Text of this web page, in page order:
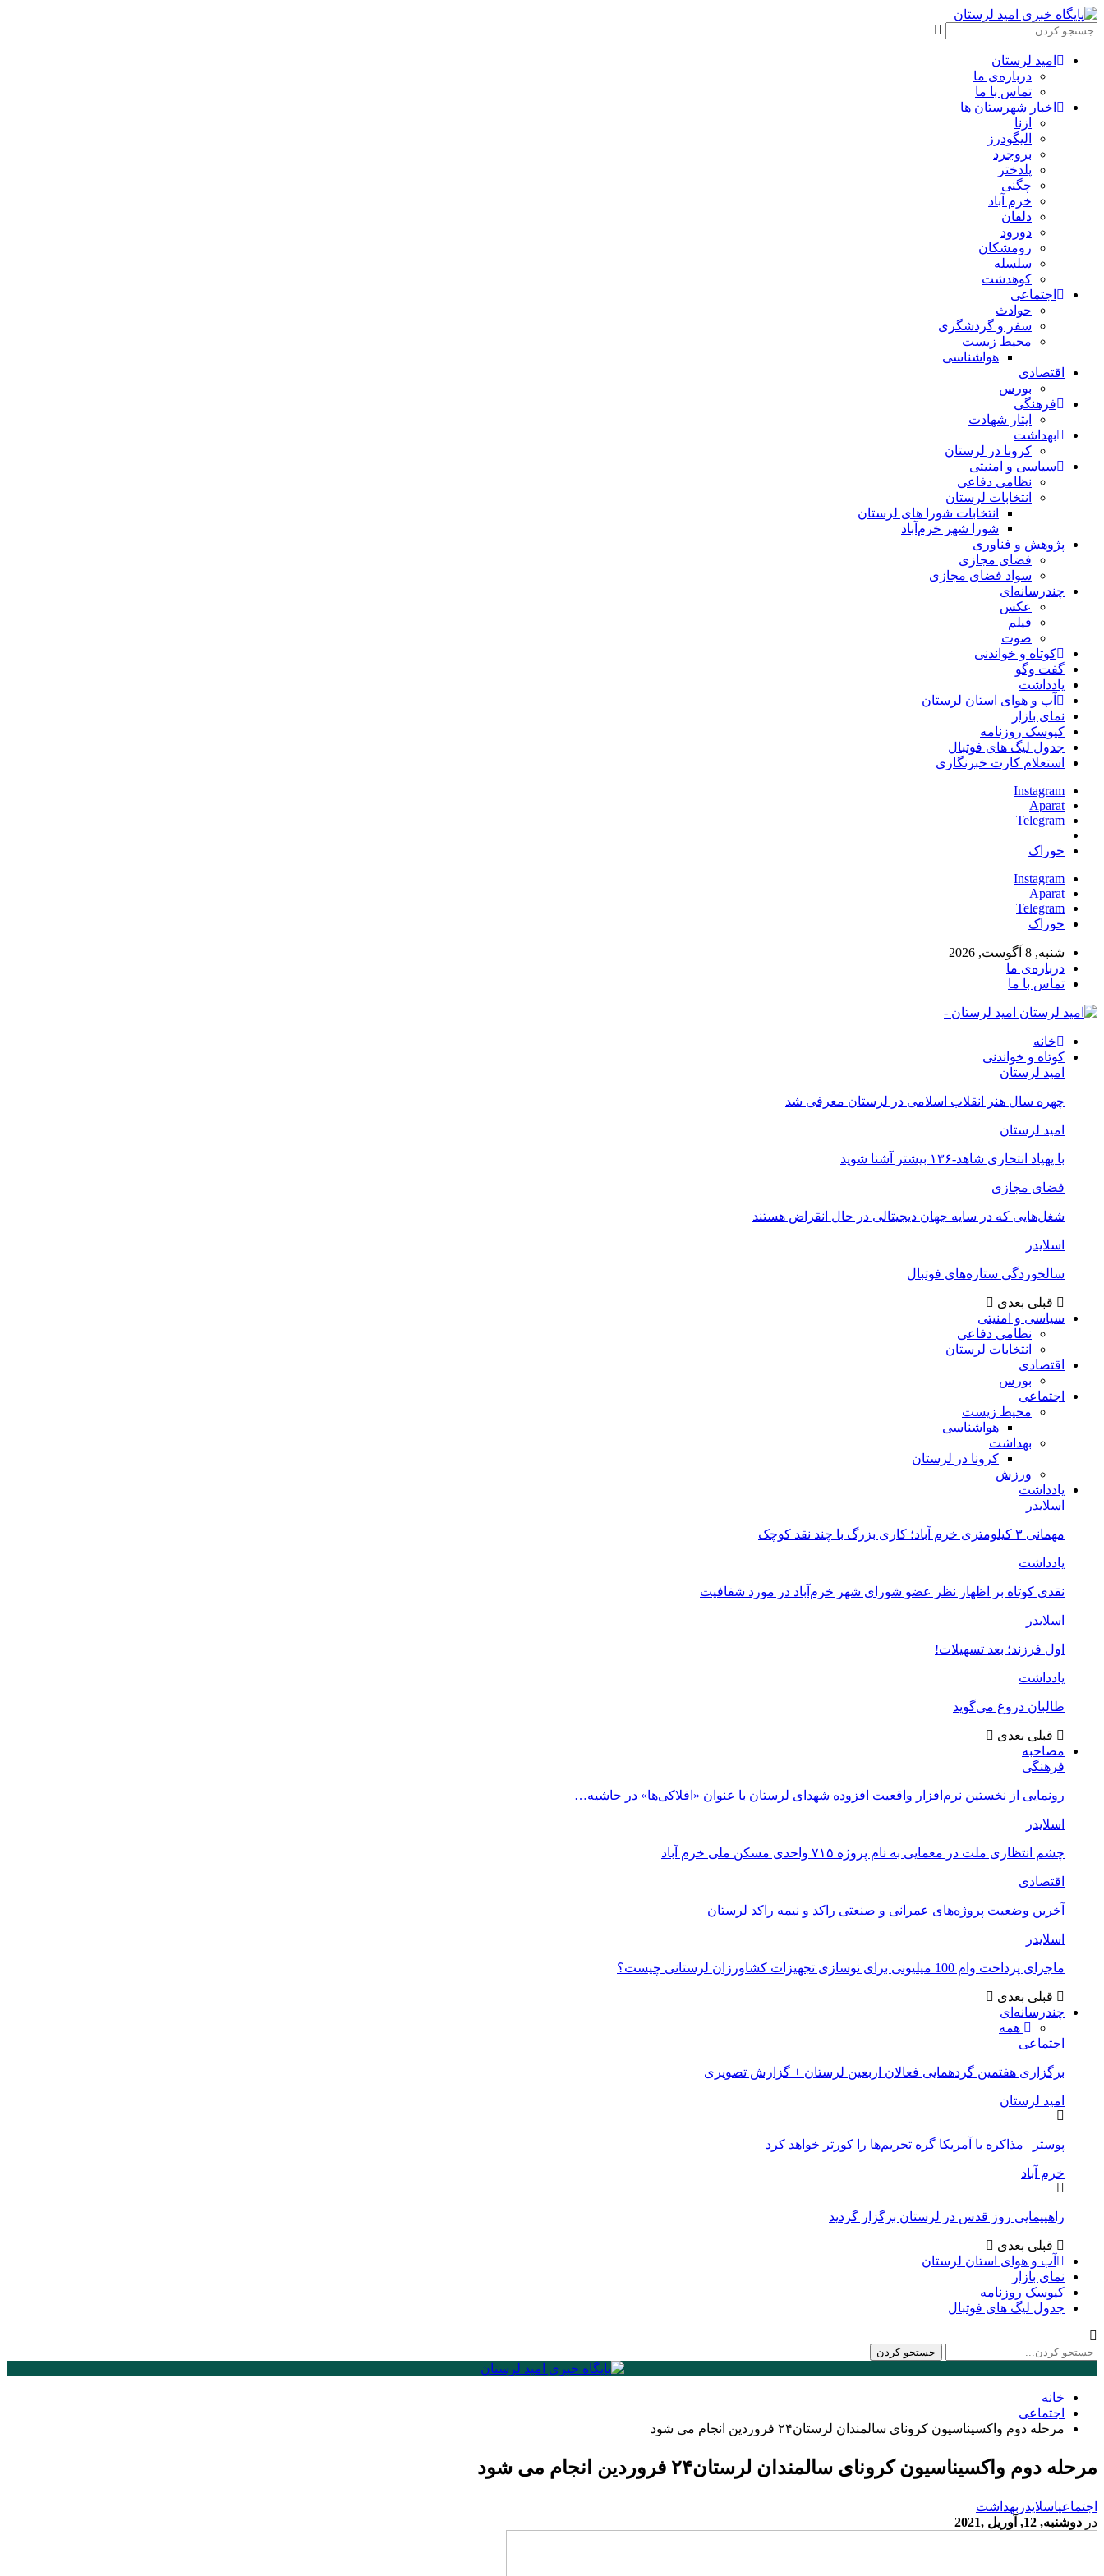
امید لرستان
درباره‌ی ما
تماس با ما
اخبار شهرستان ها
ازنا
الیگودرز
بروجرد
پلدختر
چگنی
خرم آباد
دلفان
دورود
رومشکان
سلسله
کوهدشت
اجتماعی
حوادث
سفر و گردشگری
محیط زیست
هواشناسی
اقتصادی
بورس
فرهنگی
ایثار شهادت
بهداشت
کرونا در لرستان
سیاسی و امنیتی
نظامی دفاعی
انتخابات لرستان
انتخابات شورا های لرستان
شورا شهر خرم‌آباد
پژوهش و فناوری
فضای مجازی
سواد فضای مجازی
چندرسانه‌ای
عكس
فیلم
صوت
کوتاه و خواندنی
گفت وگو
یادداشت
آب و هوای استان لرستان
نمای بازار
کیوسک روزنامه
جدول لیگ های فوتبال
استعلام کارت خبرنگاری
Instagram
Aparat
Telegram
خوراک
Instagram
Aparat
Telegram
خوراک
شنبه, 8 آگوست, 2026
درباره‌ی ما
تماس با ما
امید لرستان -
خانه
کوتاه و خواندنی
امید لرستان
چهره سال هنر انقلاب اسلامی در لرستان معرفی شد
امید لرستان
با پهپاد انتحاری شاهد-۱۳۶ بیشتر آشنا شوید
فضای مجازی
شغل‌‌هایی که در سایه جهان دیجیتالی در حال انقراض هستند
اسلایدر
سالخوردگی ستاره‌های فوتبال
قبلی بعدی
سیاسی و امنیتی
نظامی دفاعی
انتخابات لرستان
اقتصادی
بورس
اجتماعی
محیط زیست
هواشناسی
بهداشت
کرونا در لرستان
ورزش
یادداشت
اسلایدر
مهمانی ۳ کیلومتری خرم آباد؛ کاری بزرگ با چند نقد کوچک
یادداشت
نقدی کوتاه بر اظهار نظر عضو شورای شهر خرم‌آباد در مورد شفافیت
اسلایدر
اول فرزند؛ بعد تسهیلات!
یادداشت
طالبان دروغ می‌گوید
قبلی بعدی
مصاحبه
فرهنگی
رونمایی از نخستین نرم‌افزار واقعیت افزوده شهدای لرستان با عنوان «افلاکی‌ها» در حاشیه…
اسلایدر
چشم انتظاری ملت در معمایی به نام پروژه ۷۱۵ واحدی مسکن ملی خرم آباد
اقتصادی
آخرین وضعیت پروژه‌های عمرانی و صنعتی راکد و نیمه راکد لرستان
اسلایدر
ماجرای پرداخت وام 100 میلیونی برای نوسازی تجهیزات کشاورزان لرستانی چیست؟
قبلی بعدی
چندرسانه‌ای
همه
اجتماعی
برگزاری هفتمین گردهمایی فعالان اربعین لرستان + گزارش تصویری
امید لرستان
پوستر | مذاکره با آمریکا گره تحریم‌ها را کورتر خواهد کرد
خرم آباد
راهپیمایی روز قدس در لرستان برگزار گردید
قبلی بعدی
آب و هوای استان لرستان
نمای بازار
کیوسک روزنامه
جدول لیگ های فوتبال
خانه
اجتماعی
مرحله دوم واکسیناسیون کرونای سالمندان لرستان۲۴ فروردین انجام می شود
مرحله دوم واکسیناسیون کرونای سالمندان لرستان۲۴ فروردین انجام می شود
اجتماعیاسلایدر بهداشت
در دوشنبه, 12, آوریل ,2021